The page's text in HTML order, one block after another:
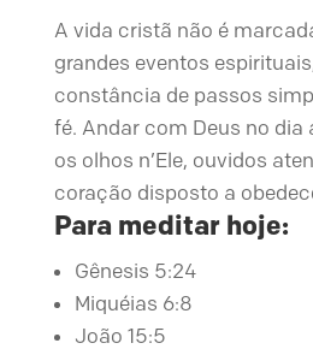
A vida cristã não é
grandes eventos
constância de passos
fé. Andar com Deus no dia
os olhos n’Ele, ouvidos
coração disposto a
Para meditar hoje:
Gênesis 5:24
Miquéias 6:8
João 15:5